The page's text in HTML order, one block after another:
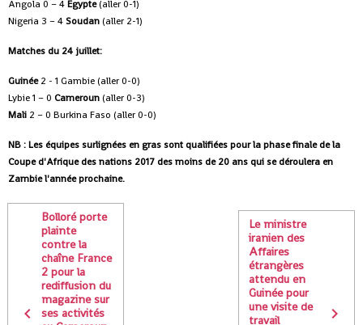
Angola 0 – 4Egypte(aller 0-1)
Nigeria 3 – 4Soudan (aller 2-1)
Matches du 24 juillet:
Guinée2 - 1 Gambie (aller 0-0)
Lybie 1 – 0 Cameroun (aller 0-3)
Mali 2 – 0 Burkina Faso (aller 0-0)
NB : Les équipes surlignées en gras sont qualifiées pour la phase finale de la
Coupe d'Afrique des nations 2017 des moins de 20 ans qui se déroulera en
Zambie l'année prochaine.
Bolloré porte
plainte
contre la
chaîne France
2 pour la
rediffusion du
magazine sur
ses activités
Le ministre
iranien des
Affaires
étrangères
attendu en
Guinée pour
une visite de
travail